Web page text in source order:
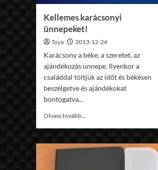
Kellemes karácsonyi
ünnepeket!
Toya 2013-12-24
Karácsony a béke, a szeretet, az
ajándékozás ünnepe. Ilyenkor a
családdal töltjük az időt és békésen
beszélgetve és ajándékokat
bontogatva...
Olvass tovább...
Kellemes